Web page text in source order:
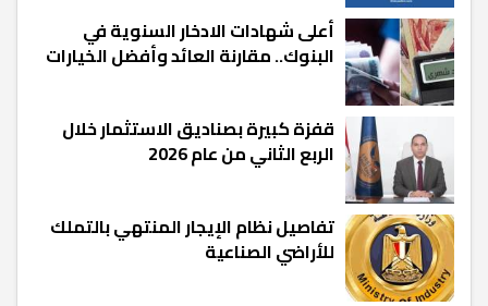
أعلى شهادات الادخار السنوية في
البنوك.. مقارنة العائد وأفضل الخيارات
قفزة كبيرة بصناديق الاستثمار خلال
الربع الثاني من عام 2026
تفاصيل نظام الإيجار المنتهي بالتملك
للأراضي الصناعية